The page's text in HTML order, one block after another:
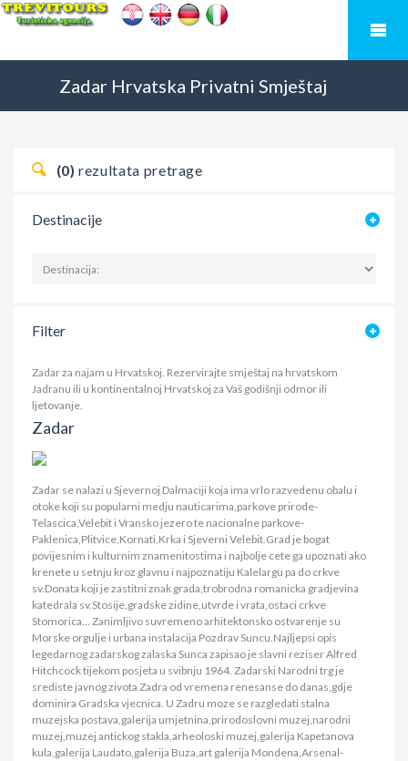
Zadar Hrvatska Privatni Smještaj
(0) rezultata pretrage
Destinacije
Filter
Zadar za najam u Hrvatskoj. Rezervirajte smještaj na hrvatskom
Jadranu ili u kontinentalnoj Hrvatskoj za Vaš godišnji odmor ili
ljetovanje.
Zadar
Zadar se nalazi u Sjevernoj Dalmaciji koja ima vrlo razvedenu obalu i
otoke koji su popularni medju nauticarima,parkove prirode-
Telascica,Velebit i Vransko jezero te nacionalne parkove-
Paklenica,Plitvice,Kornati,Krka i Sjeverni Velebit.Grad je bogat
povijesnim i kulturnim znamenitostima i najbolje cete ga upoznati ako
krenete u setnju kroz glavnu i najpoznatiju Kalelargu pa do crkve
sv.Donata koji je zastitni znak grada,trobrodna romanicka gradjevina
katedrala sv.Stosije,gradske zidine,utvrde i vrata,ostaci crkve
Stomorica... Zanimljivo suvremeno arhitektonsko ostvarenje su
Morske orgulje i urbana instalacija Pozdrav Suncu.Najljepsi opis
legedarnog zadarskog zalaska Sunca zapisao je slavni reziser Alfred
Hitchcock tijekom posjeta u svibnju 1964. Zadarski Narodni trg je
srediste javnog zivota Zadra od vremena renesanse do danas,gdje
dominira Gradska vjecnica. U Zadru moze se razgledati stalna
muzejska postava,galerija umjetnina,prirodoslovni muzej,narodni
muzej,muzej antickog stakla,arheoloski muzej,galerija Kapetanova
kula,galerija Laudato,galerija Buza,art galerija Mondena,Arsenal-